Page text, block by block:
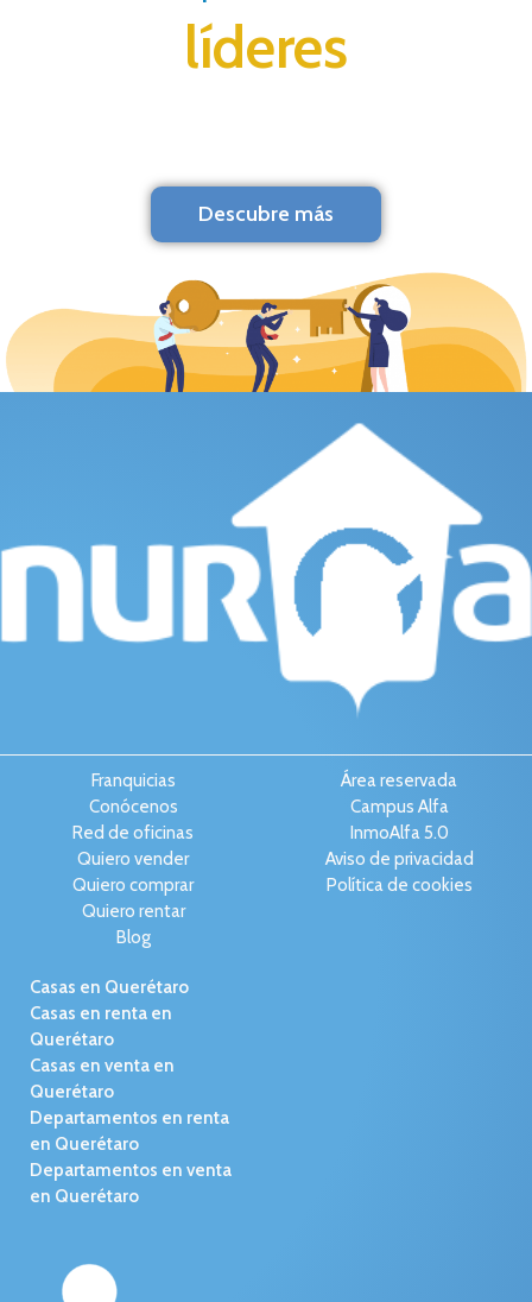
líderes
Descubre más
Franquicias
Conócenos
Red de oficinas
Quiero vender
Quiero comprar
Quiero rentar
Blog
Área reservada
Campus Alfa
InmoAlfa 5.0
Aviso de privacidad
Política de cookies
Casas en Querétaro
Casas en renta en
Querétaro
Casas en venta en
Querétaro
Departamentos en renta
en Querétaro
Departamentos en venta
en Querétaro